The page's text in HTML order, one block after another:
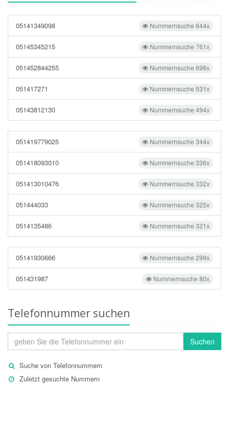
Nummernsuche 844x
05141349098
Nummernsuche 761x
05145345215
Nummernsuche 698x
051452844255
Nummernsuche 531x
051417271
Nummernsuche 494x
05143812130
Nummernsuche 344x
051419779025
Nummernsuche 336x
051418093010
Nummernsuche 332x
051413010476
Nummernsuche 325x
051444033
Nummernsuche 321x
0514135486
Nummernsuche 299x
05141930666
Nummernsuche 80x
051431987
Telefonnummer suchen
Suchen
Suche von Telefonnummern
Zuletzt gesuchte Nummern